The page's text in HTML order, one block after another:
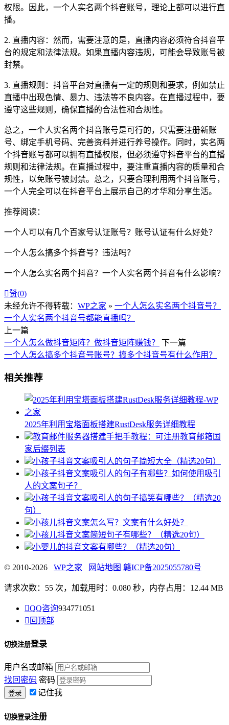
权限。因此，一个人实名两个抖音账号，理论上都可以进行直
播。
2. 直播内容：然而，需要注意的是，直播内容必须符合抖音平
台的规定和法律法规。如果直播内容违规，可能会导致账号被
封禁。
3. 直播规则：抖音平台对直播有一定的规则和要求，例如禁止
直播中出现色情、暴力、违法等不良内容。在直播过程中，要
遵守这些规则，确保直播的合法性和合规性。
总之，一个人实名两个抖音账号是可行的，只需要注册新账
号、绑定手机号码、完善资料并进行养号操作。同时，实名两
个抖音账号都可以拥有直播权限，但必须遵守抖音平台的直播
规则和法律法规。在直播过程中，要注重直播内容的质量和合
规性，以免账号被封禁。总之，只要合理利用两个抖音账号，
一个人完全可以在抖音平台上展示自己的才华和分享生活。
推荐阅读：
一个人可以有几个百家号认证账号？账号认证有什么好处？
一个人怎么搞多个抖音号？违法吗？
一个人怎么实名两个抖音？一个人实名两个抖音有什么影响？
赞(0)
未经允许不得转载： WP之家 » 一个人怎么实名两个抖音号？
一个人实名两个抖音号都能直播吗？
上一篇
一个人怎么做抖音矩阵？做抖音矩阵赚钱？
下一篇
一个人怎么搞多个抖音号账号？搞多个抖音号有什么作用？
相关推荐
2025年利用宝塔面板搭建RustDesk服务详细教程
教育邮件服务器搭建手把手教程：可注册教育邮箱国
家后缀列表
小孩子抖音文案吸引人的句子简短大全（精选20句）
小孩子抖音文案吸引人的句子有哪些？如何使用吸引
人的文案句子？
小孩子抖音文案吸引人的句子搞笑有哪些？（精选20
句）
小孩儿抖音文案怎么写？文案有什么好处？
小孩儿抖音文案简短句子有哪些？（精选20句）
小婴儿的抖音文案有哪些？（精选20句）
© 2010-2026 WP之家 网站地图 赣ICP备2025055780号
请求次数：55 次，加载用时：0.080 秒，内存占用：12.44 MB
QQ咨询934771051
 回顶部
切换注册登录
用户名或邮箱
找回密码 密码
记住我
切换登录注册